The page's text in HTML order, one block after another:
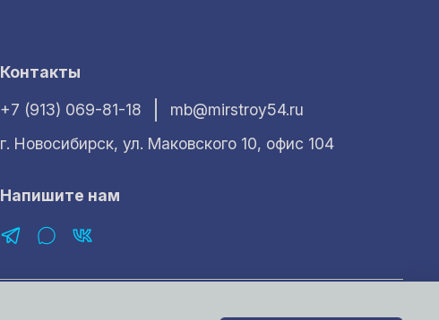
Контакты
+7 (913) 069-81-18
mb@mirstroy54.ru
г. Новосибирск, ул. Маковского 10, офис 104
Напишите нам